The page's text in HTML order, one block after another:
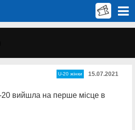
U-20 жінки 15.07.2021